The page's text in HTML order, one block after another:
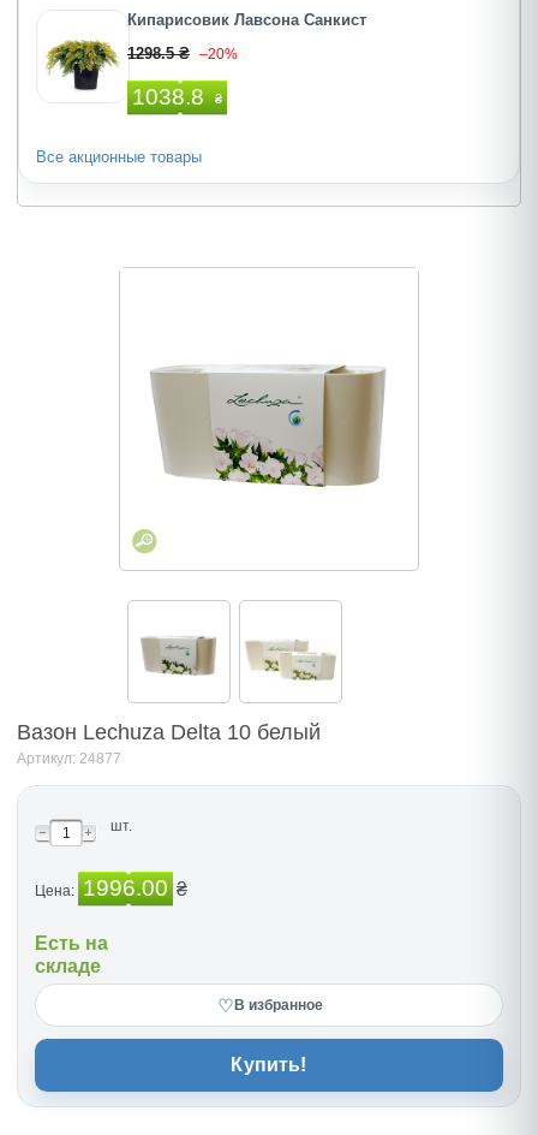
Кипарисовик Лавсона Санкист
1298.5 ₴ –20%
1038.8 ₴
Все акционные товары
Вазон Lechuza Delta 10 белый
Артикул: 24877
шт.
Цена: 1996.00 ₴
Есть на
складе
♡ В избранное
Купить!